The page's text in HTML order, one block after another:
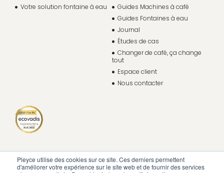
Pleyce utilise des cookies sur ce site. Ces derniers permettent
d'améliorer votre expérience sur le site web et de fournir des services
Votre solution fontaine à eau
Guides Machines à café
Guides Fontaines à eau
Journal
Études de cas
Changer de café, ça change
tout
Espace client
Nous contacter